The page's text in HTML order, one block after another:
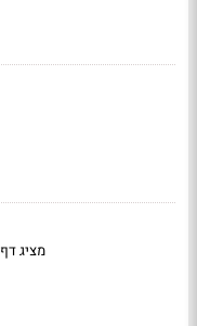
מציג דף 1 מתוך 5